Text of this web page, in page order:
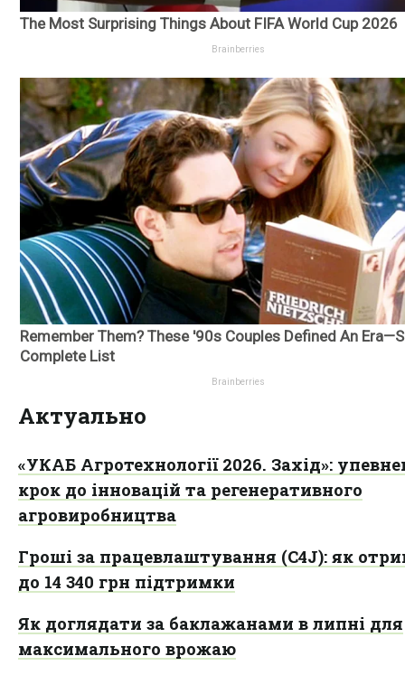
Актуально
«УКАБ Агротехнології 2026. Захід»:
крок до інновацій та регенеративного
агровиробництва
Гроші за працевлаштування (C4J): як
до 14 340 грн підтримки
Як доглядати за баклажанами в липні для
максимального врожаю